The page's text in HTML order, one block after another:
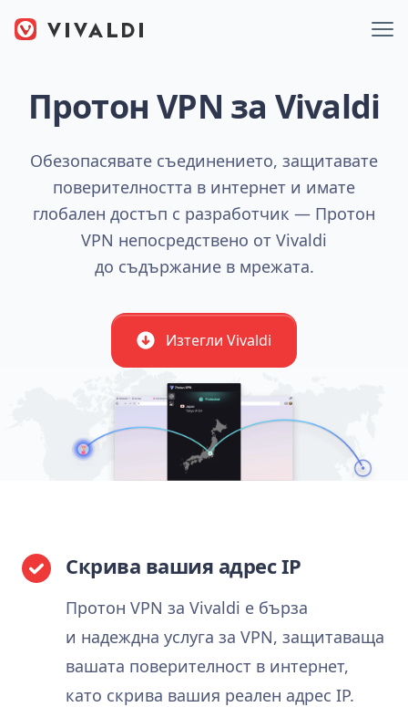
Протон VPN за Vivaldi
Обезопасявате съединението, защитавате
поверителността в интернет и имате
глобален достъп с разработчик — Протон
VPN непосредствено от Vivaldi
до съдържание в мрежата.
Изтегли Vivaldi
Скрива вашия адрес IP
Протон VPN за Vivaldi е бърза
и надеждна услуга за VPN, защитаваща
вашата поверителност в интернет,
като скрива вашия реален адрес IP.